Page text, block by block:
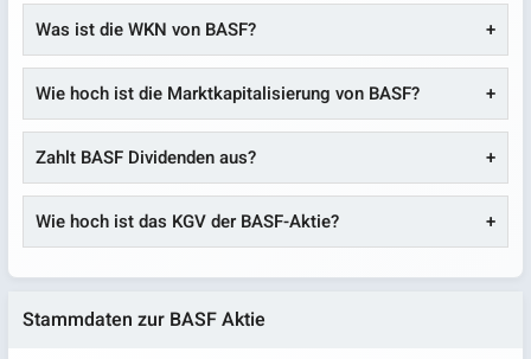
Was ist die WKN von BASF?
Wie hoch ist die Marktkapitalisierung von BASF?
Zahlt BASF Dividenden aus?
Wie hoch ist das KGV der BASF-Aktie?
Stammdaten zur BASF Aktie